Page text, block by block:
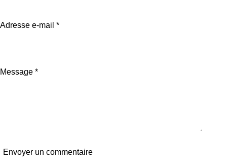
Adresse e-mail *
Message *
Envoyer un commentaire